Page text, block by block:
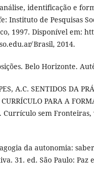
identificação e
Instituto de Pesquisas
1997. Disponível em:
Brasil, 2014.
Belo Horizonte.
A.C. SENTIDOS DA
PARA A
Currículo sem
da autonomia:
31. ed. São Paulo: Paz